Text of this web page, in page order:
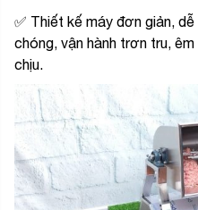
✅ Thiết kế máy đơn giản,
chóng, vận hành trơn tru,
chịu.